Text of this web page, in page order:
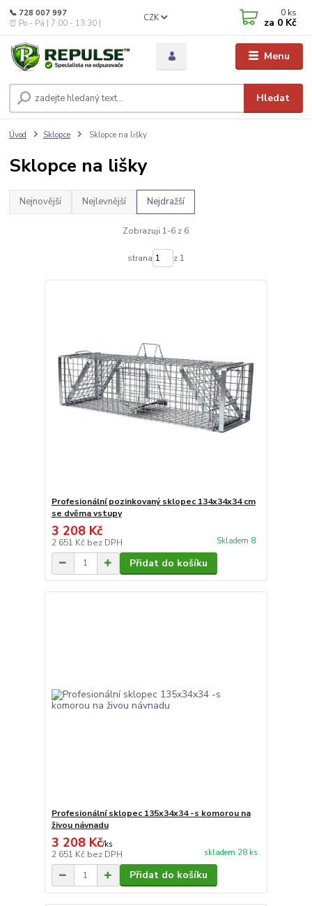
Menu
CZK
Hledat
📞 728 007 997
⏰ Po - Pá | 7:00 - 13:30 |
0 ks
za 0 Kč
Úvod Sklopce Sklopce na lišky
Sklopce na lišky
Nejnovější Nejlevnější Nejdražší
Zobrazuji 1-6 z 6
strana z 1
Profesionální pozinkovaný sklopec 134x34x34 cm
se dvěma vstupy
3 208 Kč
2 651 Kč bez DPH Skladem 8
Přidat do košíku
Profesionální sklopec 135x34x34 -s komorou na
živou návnadu
3 208 Kč/ks
2 651 Kč bez DPH skladem 28 ks
Přidat do košíku